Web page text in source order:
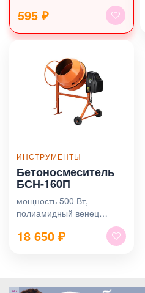
595 ₽
ИНСТРУМЕНТЫ
Бетоносмеситель
БСН-160П
мощность 500 Вт,
полиамидный венец
18 650 ₽